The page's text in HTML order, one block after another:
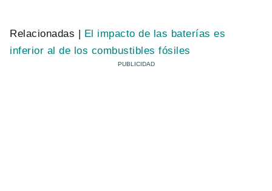
Relacionadas |
El impacto de las baterías es
inferior al de los combustibles fósiles